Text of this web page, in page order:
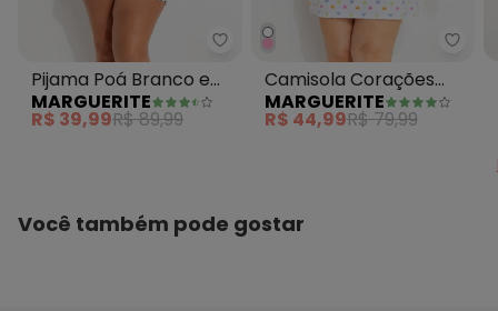
Marguerite - Pijama Poá
Pijama Poá Branco em
Poliviscose
MARGUERITE
R$ 39,99R$ 89,99
Camisola Corações
Coloridos em Malha de
Algodão
MARGUERITE
R$ 44,99R$ 79,99
Você também pode gostar